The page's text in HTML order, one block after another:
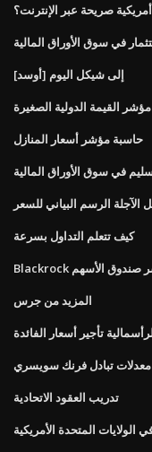
صريحة عبر الإنترنت؟
في سوق الأوراق المالية
[أوسد] إلى شيكل اليوم
القيمة الدولية الصغيرة
حاسبة مؤشر أسعار المنازل
في سوق الأوراق المالية
الآجلة الرسم البياني للسعر
كيف تتعلم التداول بسرعة
المزيد من جرس
تأجير أسعار الفائدة
معدلات تبادل فرنك سويسري
تدريب العقود الاتحادية
الولايات المتحدة الأمريكية